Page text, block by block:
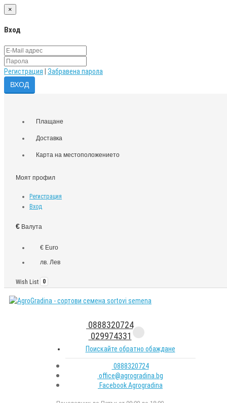
×
Вход
Регистрация Забравена парола
Плащане
Доставка
Карта на местоположението
Моят профил
Регистрация
Вход
€ Валута
€ Euro
лв. Лев
Wish List 0
0888320724
029974331
Поискайте обратно обаждане
0888320724
office@agrogradina.bg
Facebook Agrogradina